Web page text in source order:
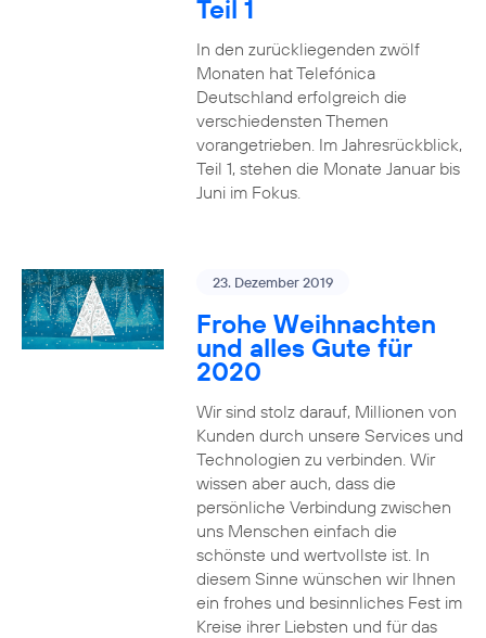
Teil 1
In den zurückliegenden zwölf
Monaten hat Telefónica
Deutschland erfolgreich die
verschiedensten Themen
vorangetrieben. Im Jahresrückblick,
Teil 1, stehen die Monate Januar bis
Juni im Fokus.
23. Dezember 2019
Frohe Weihnachten
und alles Gute für
2020
Wir sind stolz darauf, Millionen von
Kunden durch unsere Services und
Technologien zu verbinden. Wir
wissen aber auch, dass die
persönliche Verbindung zwischen
uns Menschen einfach die
schönste und wertvollste ist. In
diesem Sinne wünschen wir Ihnen
ein frohes und besinnliches Fest im
Kreise ihrer Liebsten und für das